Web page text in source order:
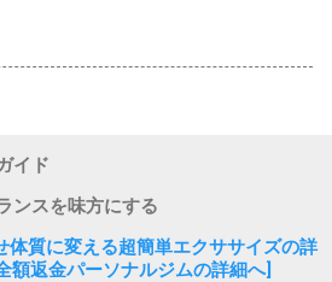
イド
ンスを味方にする
体質に変える超簡単エクササイズの詳
額返金パーソナルジムの詳細へ]